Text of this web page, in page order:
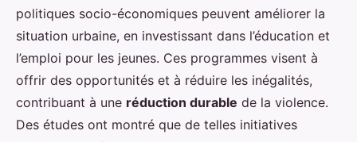
politiques socio-économiques peuvent améliorer la
situation urbaine, en investissant dans l’éducation et
l’emploi pour les jeunes. Ces programmes visent à
offrir des opportunités et à réduire les inégalités,
contribuant à une réduction durable de la violence.
Des études ont montré que de telles initiatives